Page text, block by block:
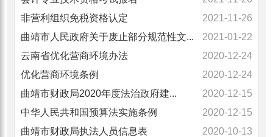
非营利组织免税资格认定
2021-11-26
曲靖市人民政府关于废止部分规范性文...
2021-01-22
云南省优化营商环境办法
2020-12-24
优化营商环境条例
2020-12-24
曲靖市财政局2020年度法治政府建...
2020-12-15
中华人民共和国预算法实施条例
2020-12-15
曲靖市财政局执法人员信息表
2020-10-13